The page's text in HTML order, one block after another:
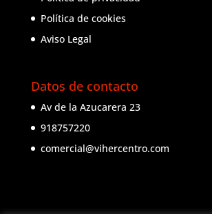
Política de cookies
Aviso Legal
Datos de contacto
Av de la Azucarera 23
918757220
comercial@vihercentro.com